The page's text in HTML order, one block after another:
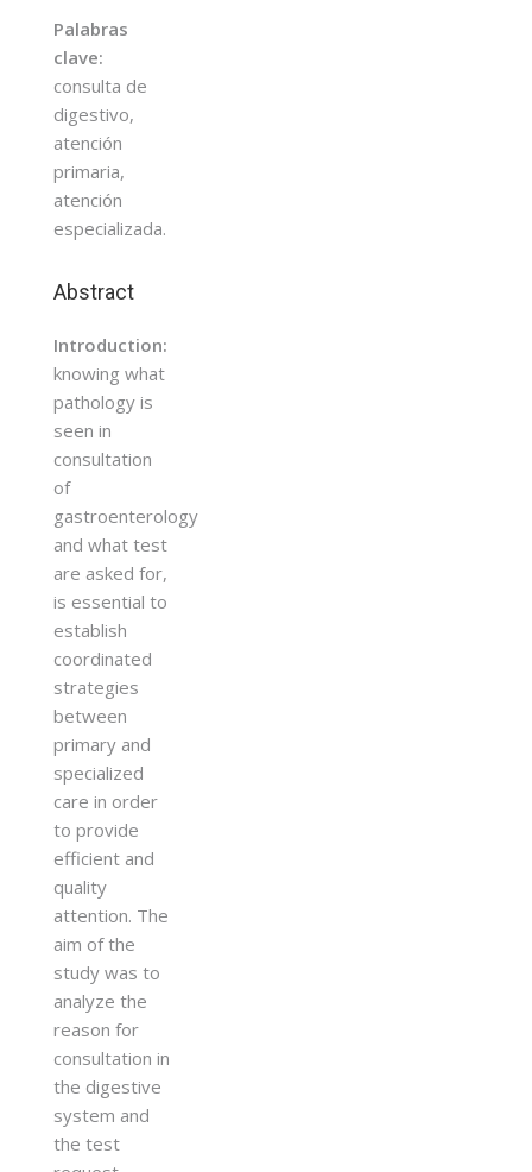
Palabras
clave:
consulta de
digestivo,
atención
primaria,
atención
especializada.
Abstract
Introduction:
knowing what
pathology is
seen in
consultation
of
gastroenterology
and what test
are asked for,
is essential to
establish
coordinated
strategies
between
primary and
specialized
care in order
to provide
efficient and
quality
attention. The
aim of the
study was to
analyze the
reason for
consultation in
the digestive
system and
the test